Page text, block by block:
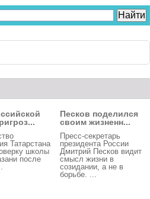
Татарстана
школы
после
Песков поделился
своим жизненн...
Пресс-секретарь
президента России
Дмитрий Песков видит
смысл жизни в
созидании, а не в
борьбе. ...